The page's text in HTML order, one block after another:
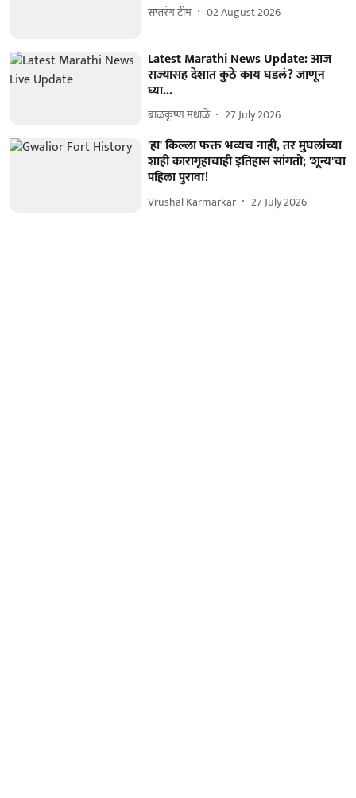
सप्तरंग टीम 02 August 2026
Latest Marathi News Update: आज
राज्यासह देशात कुठे काय घडलं? जाणून
घ्या...
बाळकृष्ण मधाळे 27 July 2026
'हा' किल्ला फक्त भव्यच नाही, तर मुघलांच्या
शाही कारागृहाचाही इतिहास सांगतो; 'शून्य'चा
पहिला पुरावा!
Vrushal Karmarkar 27 July 2026